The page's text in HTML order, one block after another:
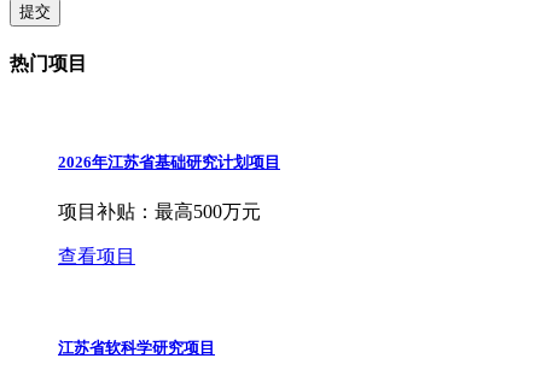
提交
热门项目
2026年江苏省基础研究计划项目
项目补贴： 最高500万元
查看项目
江苏省软科学研究项目